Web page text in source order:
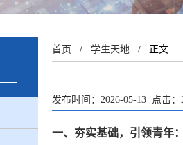
首页 / 学生天地 / 正文
发布时间：2026-05-13 点击：
一、 夯实基础，引领青年：